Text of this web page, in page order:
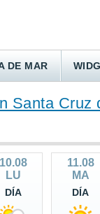
DE MAR
Santa Cruz
10.08
LU
DÍA
11.08
MA
DÍA